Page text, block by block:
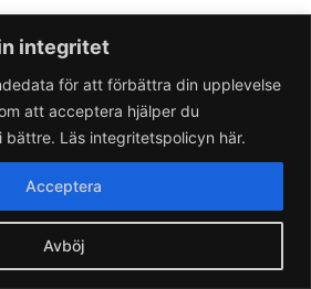
integritet
för att förbättra din upplevelse
att acceptera hjälper du
bättre. Läs integritetspolicyn här.
Avböj
Acceptera